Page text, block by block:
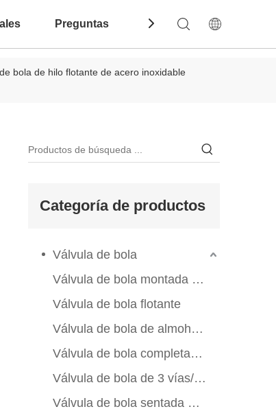
Preguntas Frecuentes Contáctenos
bola de hilo flotante de acero inoxidable
Categoría de productos
Válvula de bola
Válvula de bola montada en el muelle
Válvula de bola flotante
Válvula de bola de almohadilla de montaje
Válvula de bola completamente soldada
Válvula de bola de 3 vías/4 vías
Válvula de bola sentada de metal